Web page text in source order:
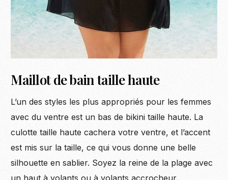
Maillot de bain taille haute
L’un des styles les plus appropriés pour les femmes
avec du ventre est un bas de bikini taille haute. La
culotte taille haute cachera votre ventre, et l’accent
est mis sur la taille, ce qui vous donne une belle
silhouette en sablier. Soyez la reine de la plage avec
un haut à volants ou à volants accrocheur.